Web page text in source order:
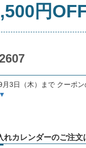
円
3日（木）まで クーポ
れカレンダーのご注文